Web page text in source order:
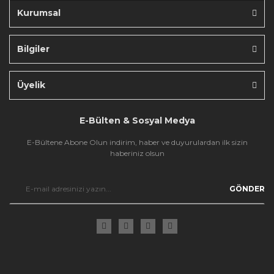
Kurumsal
Bilgiler
Üyelik
E-Bülten & Sosyal Medya
E-Bültene Abone Olun indirim, haber ve duyurulardan ilk sizin
haberiniz olsun
GÖNDER